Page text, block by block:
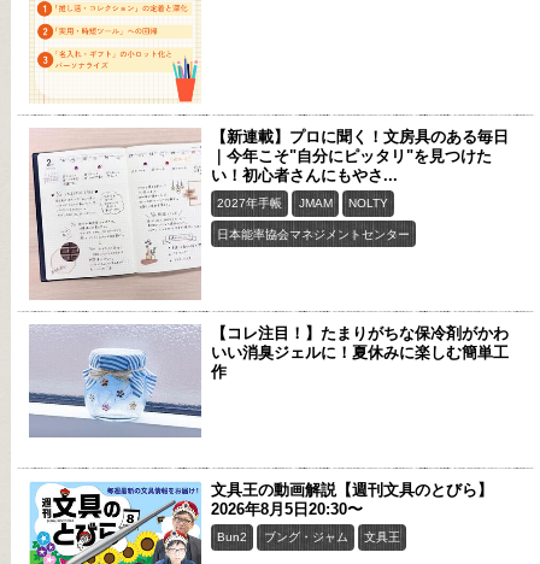
【新連載】プロに聞く！文房具のある毎日
｜今年こそ"自分にピッタリ"を見つけた
い！初心者さんにもやさ...
2027年手帳 JMAM NOLTY
日本能率協会マネジメントセンター
【コレ注目！】たまりがちな保冷剤がかわ
いい消臭ジェルに！夏休みに楽しむ簡単工
作
文具王の動画解説【週刊文具のとびら】
2026年8月5日20:30〜
Bun2 ブング・ジャム 文具王